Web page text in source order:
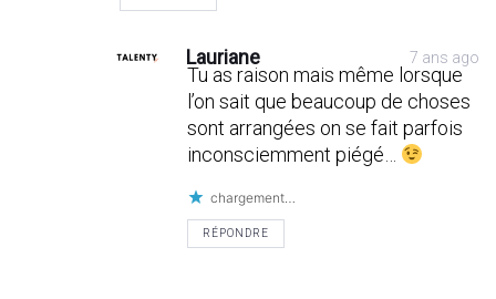
Lauriane 7 ans ago
Tu as raison mais même lorsque
l’on sait que beaucoup de choses
sont arrangées on se fait parfois
inconsciemment piégé…
chargement…
RÉPONDRE